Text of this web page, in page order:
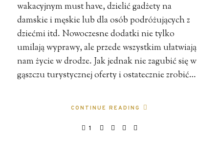
wakacyjnym must have, dzielić gadżety na
damskie i męskie lub dla osób podróżujących z
dziećmi itd. Nowoczesne dodatki nie tylko
umilają wyprawy, ale przede wszystkim ułatwiają
nam życie w drodze. Jak jednak nie zagubić się w
gąszczu turystycznej oferty i ostatecznie zrobić…
CONTINUE READING
1